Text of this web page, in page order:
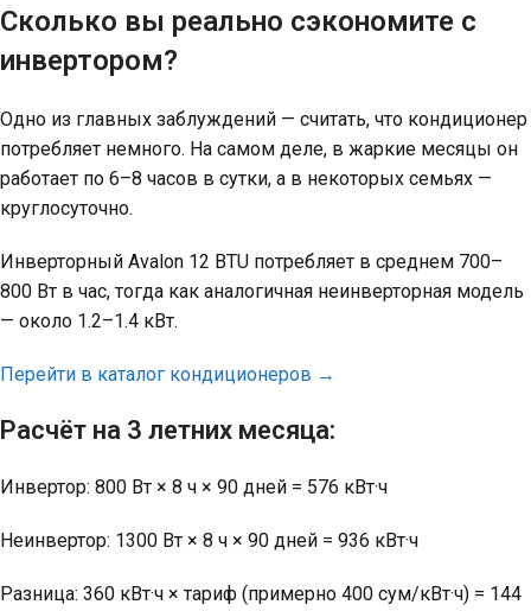
Сколько вы реально сэкономите с
инвертором?
Одно из главных заблуждений — считать, что кондиционер
потребляет немного. На самом деле, в жаркие месяцы он
работает по 6–8 часов в сутки, а в некоторых семьях —
круглосуточно.
Инверторный Avalon 12 BTU потребляет в среднем 700–
800 Вт в час, тогда как аналогичная неинверторная модель
— около 1.2–1.4 кВт.
Перейти в каталог кондиционеров →
Расчёт на 3 летних месяца:
Инвертор: 800 Вт × 8 ч × 90 дней = 576 кВт·ч
Неинвертор: 1300 Вт × 8 ч × 90 дней = 936 кВт·ч
Разница: 360 кВт·ч × тариф (примерно 400 сум/кВт·ч) = 144